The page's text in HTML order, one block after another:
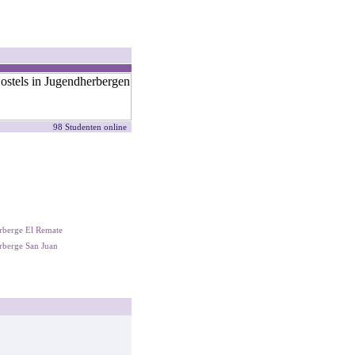
98 Studenten online
El Remate
San Juan